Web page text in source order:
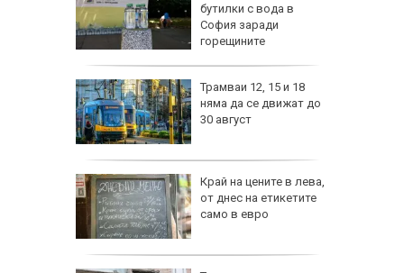
бутилки с вода в
София заради
горещините
Трамваи 12, 15 и 18
няма да се движат до
30 август
Край на цените в лева,
от днес на етикетите
само в евро